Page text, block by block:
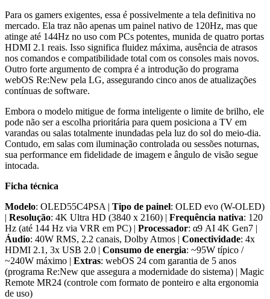
Para os gamers exigentes, essa é possivelmente a tela definitiva no
mercado. Ela traz não apenas um painel nativo de 120Hz, mas que
atinge até 144Hz no uso com PCs potentes, munida de quatro portas
HDMI 2.1 reais. Isso significa fluidez máxima, ausência de atrasos
nos comandos e compatibilidade total com os consoles mais novos.
Outro forte argumento de compra é a introdução do programa
webOS Re:New pela LG, assegurando cinco anos de atualizações
contínuas de software.
Embora o modelo mitigue de forma inteligente o limite de brilho, ele
pode não ser a escolha prioritária para quem posiciona a TV em
varandas ou salas totalmente inundadas pela luz do sol do meio-dia.
Contudo, em salas com iluminação controlada ou sessões noturnas,
sua performance em fidelidade de imagem e ângulo de visão segue
intocada.
Ficha técnica
Modelo: OLED55C4PSA | Tipo de painel: OLED evo (W-OLED)
| Resolução: 4K Ultra HD (3840 x 2160) | Frequência nativa: 120
Hz (até 144 Hz via VRR em PC) | Processador: α9 AI 4K Gen7 |
Áudio: 40W RMS, 2.2 canais, Dolby Atmos | Conectividade: 4x
HDMI 2.1, 3x USB 2.0 | Consumo de energia: ~95W típico /
~240W máximo | Extras: webOS 24 com garantia de 5 anos
(programa Re:New que assegura a modernidade do sistema) | Magic
Remote MR24 (controle com formato de ponteiro e alta ergonomia
de uso)